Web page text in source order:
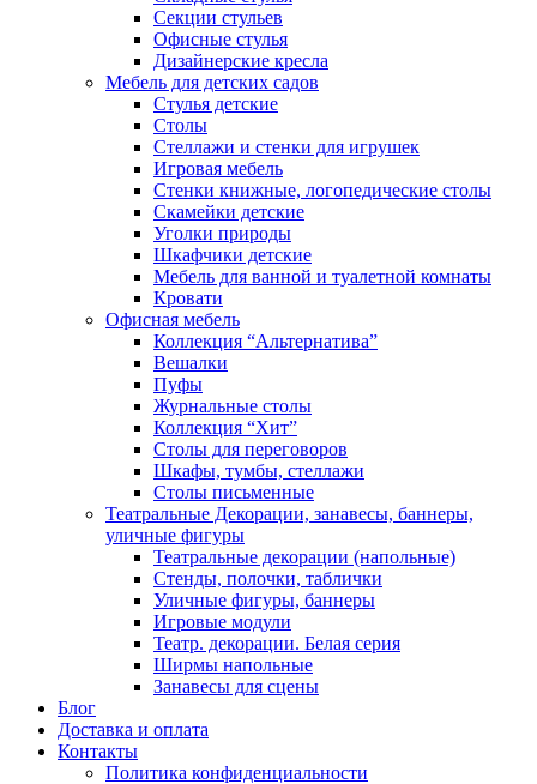
Секции стульев
Офисные стулья
Дизайнерские кресла
Мебель для детских садов
Стулья детские
Столы
Стеллажи и стенки для игрушек
Игровая мебель
Стенки книжные, логопедические столы
Скамейки детские
Уголки природы
Шкафчики детские
Мебель для ванной и туалетной комнаты
Кровати
Офисная мебель
Коллекция “Альтернатива”
Вешалки
Пуфы
Журнальные столы
Коллекция “Хит”
Столы для переговоров
Шкафы, тумбы, стеллажи
Столы письменные
Театральные Декорации, занавесы, баннеры,
уличные фигуры
Театральные декорации (напольные)
Стенды, полочки, таблички
Уличные фигуры, баннеры
Игровые модули
Театр. декорации. Белая серия
Ширмы напольные
Занавесы для сцены
Блог
Доставка и оплата
Контакты
Политика конфиденциальности